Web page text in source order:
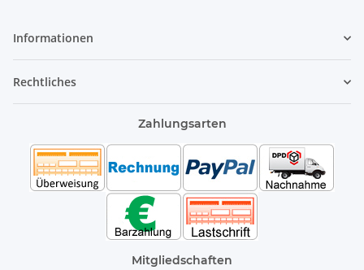
Informationen
Rechtliches
Zahlungsarten
Mitgliedschaften